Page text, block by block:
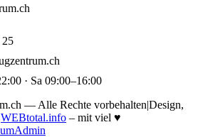
25
· Sa 09:00–16:00
— Alle Rechte vorbehalten|Design,
WEBtotal.info – mit viel ♥
Admin